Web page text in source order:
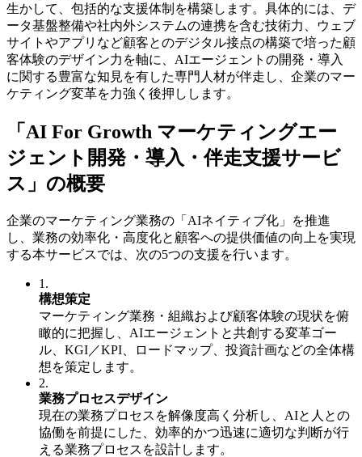
生かして、包括的な支援体制を構築します。具体的には、デ
ータ基盤整備や社内外システムの連携を含む技術力、ウェブ
サイトやアプリなど顧客とのデジタル接点の構築で培った顧
客体験のデザイン力を軸に、AIエージェントの開発・導入
に関する豊富な知見を有した専門人材が伴走し、企業のマー
ケティング変革を力強く後押しします。
「AI For Growth マーケティングエー
ジェント開発・導入・伴走支援サービ
ス」の概要
企業のマーケティング業務の「AIネイティブ化」を推進
し、業務の効率化・高度化と顧客への提供価値の向上を実現
する本サービスでは、次の5つの支援を行います。
1.
構想策定
マーケティング業務・組織および顧客体験の現状を俯
瞰的に把握し、AIエージェントと共創する変革ゴー
ル、KGI／KPI、ロードマップ、投資計画などの全体構
想を策定します。
2.
業務プロセスデザイン
現在の業務プロセスを解像度高く分析し、AIと人との
協働を前提にした、効率的かつ迅速に適切な判断が行
える業務プロセスを設計します。